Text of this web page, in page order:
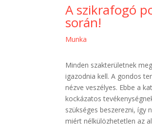
A szikrafogó
során!
Munka
Minden szakterületnek
igazodnia kell. A gondos
nézve veszélyes. Ebbe a
kockázatos
szükséges beszerezni, így
miért nélkülözhetetlen az